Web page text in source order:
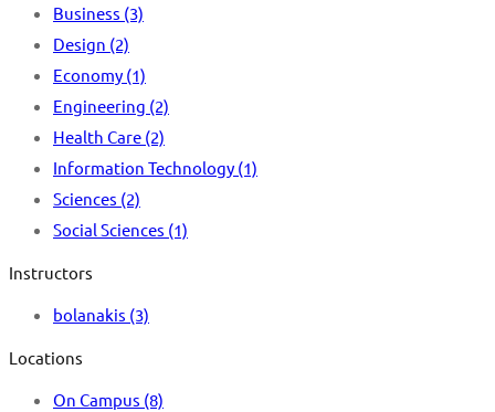
Business (3)
Design (2)
Economy (1)
Engineering (2)
Health Care (2)
Information Technology (1)
Sciences (2)
Social Sciences (1)
Instructors
bolanakis (3)
Locations
On Campus (8)